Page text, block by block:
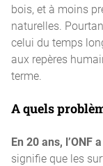
bois, et à moins
naturelles.
celui du temps
aux repères
terme.
A quels
En 20 ans, l’ONF
signifie que les